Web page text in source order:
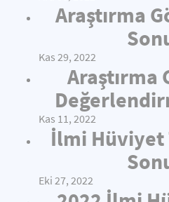
Araştırma
Kas 29, 2022
Araştırma
Kas 11, 2022
İlmi Hüviyet
Eki 27, 2022